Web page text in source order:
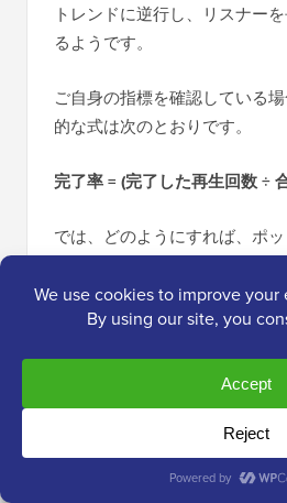
トレンドに逆行し、リスナー
るようです。
ご自身の指標を確認している
的な式は次のとおりです。
完了率 = (完了した再生回数 ÷
では、どのようにすれば、ポ
か？
ください。なぜ彼らの話を聴
か？それは、彼らが面白いス
ユニークな洞察を共有したり
しているような気分にさせて